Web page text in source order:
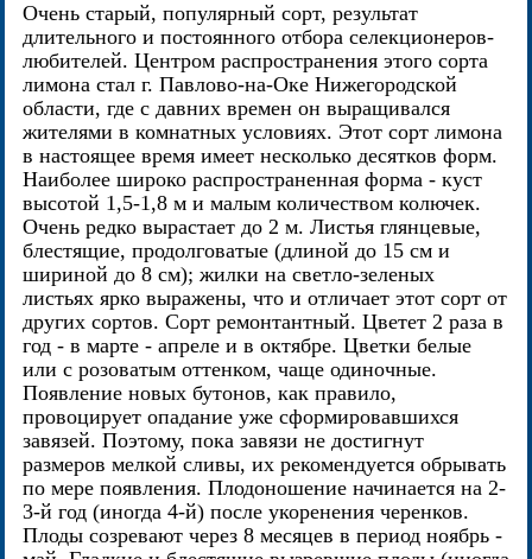
Очень старый, популярный сорт, результат
длительного и постоянного отбора селекционеров-
любителей. Центром распространения этого сорта
лимона стал г. Павлово-на-Оке Нижегородской
области, где с давних времен он выращивался
жителями в комнатных условиях. Этот сорт лимона
в настоящее время имеет несколько десятков форм.
Наиболее широко распространенная форма - куст
высотой 1,5-1,8 м и малым количеством колючек.
Очень редко вырастает до 2 м. Листья глянцевые,
блестящие, продолговатые (длиной до 15 см и
шириной до 8 см); жилки на светло-зеленых
листьях ярко выражены, что и отличает этот сорт от
других сортов. Сорт ремонтантный. Цветет 2 раза в
год - в марте - апреле и в октябре. Цветки белые
или с розоватым оттенком, чаще одиночные.
Появление новых бутонов, как правило,
провоцирует опадание уже сформировавшихся
завязей. Поэтому, пока завязи не достигнут
размеров мелкой сливы, их рекомендуется обрывать
по мере появления. Плодоношение начинается на 2-
3-й год (иногда 4-й) после укоренения черенков.
Плоды созревают через 8 месяцев в период ноябрь -